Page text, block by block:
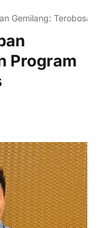
Gemilang: Terobosan
Program